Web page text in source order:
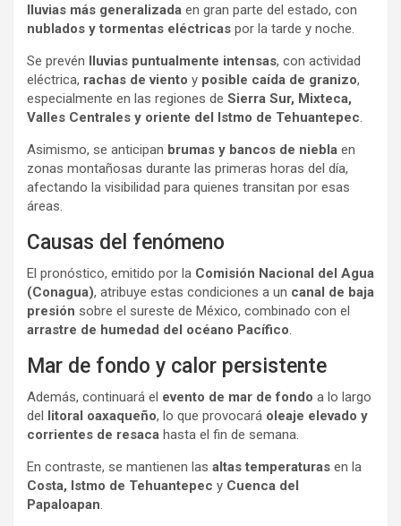
lluvias más generalizada en gran parte del estado, con
nublados y tormentas eléctricas por la tarde y noche.
Se prevén lluvias puntualmente intensas, con actividad
eléctrica, rachas de viento y posible caída de granizo,
especialmente en las regiones de Sierra Sur, Mixteca,
Valles Centrales y oriente del Istmo de Tehuantepec
Asimismo, se anticipan brumas y bancos de niebla en
zonas montañosas durante las primeras horas del día,
afectando la visibilidad para quienes transitan por esas
áreas.
Causas del fenómeno
El pronóstico, emitido por la Comisión Nacional del Agua
(Conagua), atribuye estas condiciones a un canal de baja
presión sobre el sureste de México, combinado con el
arrastre de humedad del océano Pacífico
Mar de fondo y calor persistente
Además, continuará el evento de mar de fondo a lo largo
del litoral oaxaqueño, lo que provocará oleaje elevado y
corrientes de resaca hasta el fin de semana.
En contraste, se mantienen las altas temperaturas en la
Costa, Istmo de Tehuantepec y Cuenca del
Papaloapan